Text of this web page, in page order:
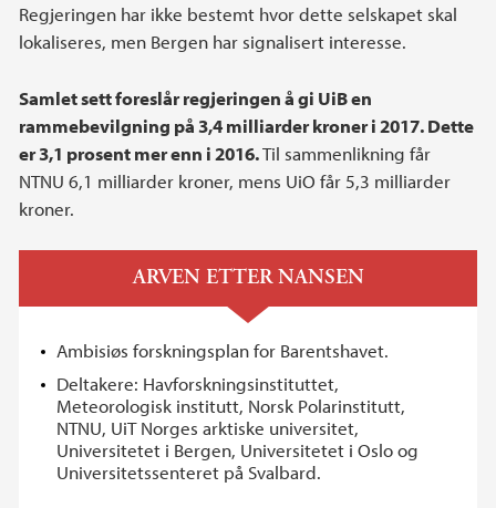
Regjeringen har ikke bestemt hvor dette selskapet skal
lokaliseres, men Bergen har signalisert interesse.
Samlet sett foreslår regjeringen å gi UiB en
rammebevilgning på 3,4 milliarder kroner i 2017. Dette
er 3,1 prosent mer enn i 2016.Til sammenlikning får
NTNU 6,1 milliarder kroner, mens UiO får 5,3 milliarder
kroner.
ARVEN ETTER NANSEN
Ambisiøs forskningsplan for Barentshavet.
Deltakere: Havforskningsinstituttet,
Meteorologisk institutt, Norsk Polarinstitutt,
NTNU, UiT Norges arktiske universitet,
Universitetet i Bergen, Universitetet i Oslo og
Universitetssenteret på Svalbard.